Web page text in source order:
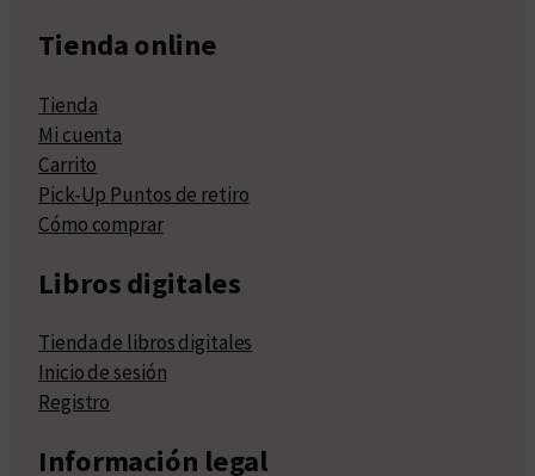
Tienda online
Tienda
Mi cuenta
Carrito
Pick-Up Puntos de retiro
Cómo comprar
Libros digitales
Tienda de libros digitales
Inicio de sesión
Registro
Información legal